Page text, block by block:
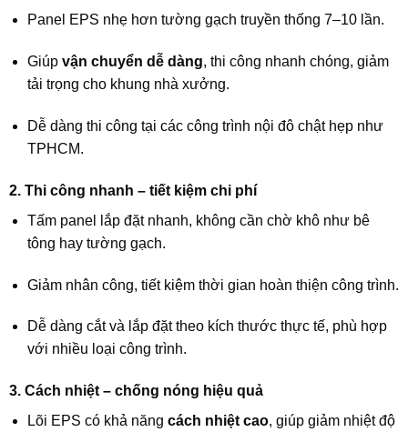
Panel EPS nhẹ hơn tường gạch truyền thống 7–10 lần.
Giúpvận chuyển dễ dàng, thi công nhanh chóng, giảm
tải trọng cho khung nhà xưởng.
Dễ dàng thi công tại các công trình nội đô chật hẹp như
TPHCM.
2. Thi công nhanh – tiết kiệm chi phí
Tấm panel lắp đặt nhanh, không cần chờ khô như bê
tông hay tường gạch.
Giảm nhân công, tiết kiệm thời gian hoàn thiện công trình.
Dễ dàng cắt và lắp đặt theo kích thước thực tế, phù hợp
với nhiều loại công trình.
3. Cách nhiệt – chống nóng hiệu quả
Lõi EPS có khả năngcách nhiệt cao, giúp giảm nhiệt độ